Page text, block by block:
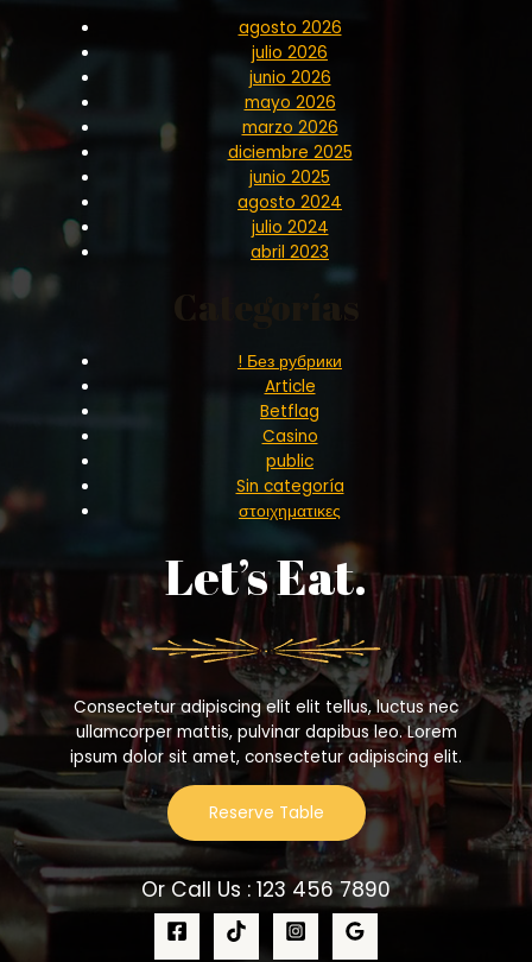
agosto 2026
julio 2026
junio 2026
mayo 2026
marzo 2026
diciembre 2025
junio 2025
agosto 2024
julio 2024
abril 2023
Categorías
! Без рубрики
Article
Betflag
Casino
public
Sin categoría
στοιχηματικες
Let’s Eat.
Consectetur adipiscing elit elit tellus, luctus nec
ullamcorper mattis, pulvinar dapibus leo.​ Lorem
ipsum dolor sit amet, consectetur adipiscing elit.
Reserve Table
Or Call Us : 123 456 7890